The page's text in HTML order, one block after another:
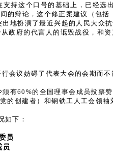
持这个口号的基础上，已经
的辩论，这个修正案建议（包括
出地扮演了最近兴起的人民大
政府的代言人的诋毁战役，和
会议妨碍了代表大会的会期而
有60%的全国理事会成员投票
的创建者）和钢铁工人工会领
如下：
员
员